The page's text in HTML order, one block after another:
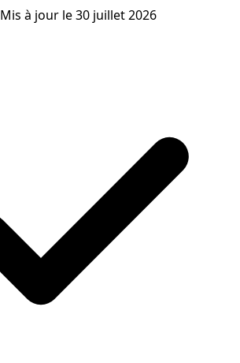
Mis à jour le30 juillet 2026